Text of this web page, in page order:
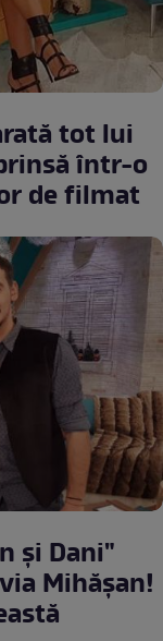
tot lui
într-o
de filmat
şi Dani"
Mihăşan!